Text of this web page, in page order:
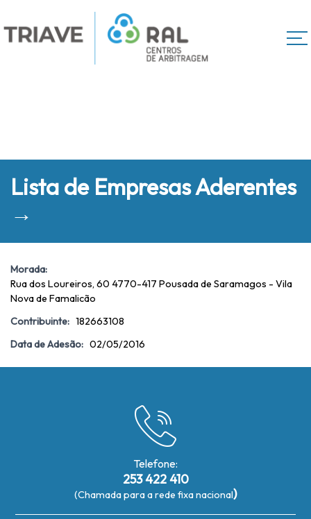
Lista de Empresas Aderentes
→
Morada:
Rua dos Loureiros, 60 4770-417 Pousada de Saramagos - Vila
Nova de Famalicão
Contribuinte: 182663108
Data de Adesão: 02/05/2016
Telefone:
253 422 410
(Chamada para a rede fixa nacional)